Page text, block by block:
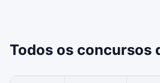
Todos os concursos